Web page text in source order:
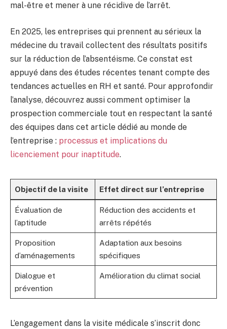
mal-être et mener à une récidive de l’arrêt.
En 2025, les entreprises qui prennent au sérieux la
médecine du travail collectent des résultats positifs
sur la réduction de l’absentéisme. Ce constat est
appuyé dans des études récentes tenant compte des
tendances actuelles en RH et santé. Pour approfondir
l’analyse, découvrez aussi comment optimiser la
prospection commerciale tout en respectant la santé
des équipes dans cet article dédié au monde de
l’entreprise : processus et implications du
licenciement pour inaptitude.
Objectif de la visite Effet direct sur l’entreprise
Évaluation de
l’aptitude
Réduction des accidents et
arrêts répétés
Proposition
d’aménagements
Adaptation aux besoins
spécifiques
Dialogue et
prévention
Amélioration du climat social
L’engagement dans la visite médicale s’inscrit donc